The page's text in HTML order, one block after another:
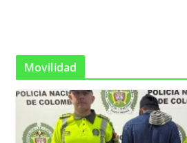
Movilidad